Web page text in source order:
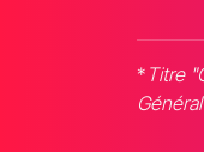
* Titre